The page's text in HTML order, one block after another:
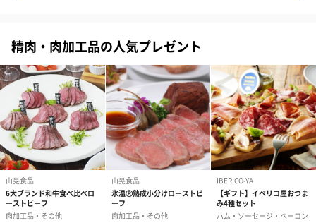
精肉・肉加工品の人気プレゼント